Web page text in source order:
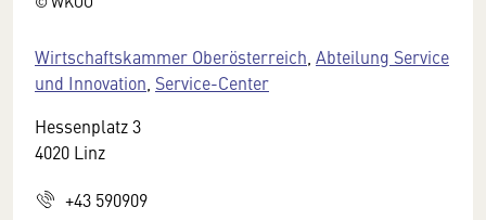
Wirtschaftskammer Oberösterreich Abteilung Service
und Innovation Service-Center
Hessenplatz 3
4020 Linz
+43 590909